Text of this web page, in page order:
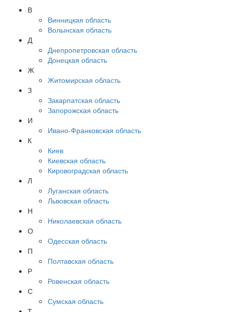
В
Винницкая область
Волынская область
Д
Днепропетровская область
Донецкая область
Ж
Житомирская область
З
Закарпатская область
Запорожская область
И
Ивано-Франковская область
К
Киев
Киевская область
Кировоградская область
Л
Луганская область
Львовская область
Н
Николаевская область
О
Одесская область
П
Полтавская область
Р
Ровенская область
С
Сумская область